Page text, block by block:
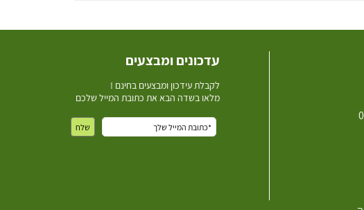
עדכונים ומבצעים
לקבלת עידכון ומבצעים בחינם !
מלאו בשדה הבא את כתובת המייל שלכם